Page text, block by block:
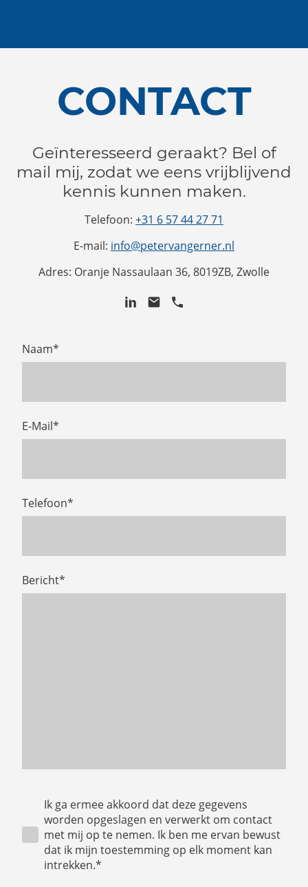
CONTACT
Geïnteresseerd geraakt? Bel of
mail mij, zodat we eens vrijblijvend
kennis kunnen maken.
Telefoon: +31 6 57 44 27 71
E-mail: info@petervangerner.nl
Adres: Oranje Nassaulaan 36, 8019ZB, Zwolle
Naam*
E-Mail*
Telefoon*
Bericht*
Ik ga ermee akkoord dat deze gegevens
worden opgeslagen en verwerkt om contact
met mij op te nemen. Ik ben me ervan bewust
dat ik mijn toestemming op elk moment kan
intrekken.*